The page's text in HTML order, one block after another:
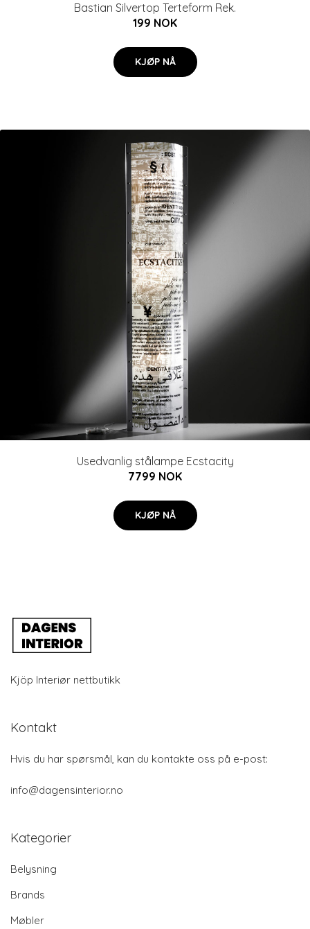
Bastian Silvertop Terteform Rek.
199 NOK
KJØP NÅ
Usedvanlig stålampe Ecstacity
7799 NOK
KJØP NÅ
Kjöp Interiør nettbutikk
Kontakt
Hvis du har spørsmål, kan du kontakte oss på e-post:
info@dagensinterior.no
Kategorier
Belysning
Brands
Møbler